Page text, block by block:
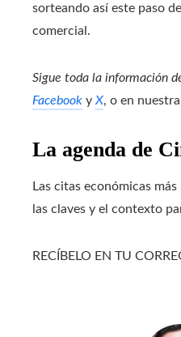
sorteando así este paso
comercial.
Sigue toda la información
Facebook y X, o en nuestra
La agenda de
Las citas económicas
las claves y el contexto
RECÍBELO EN TU